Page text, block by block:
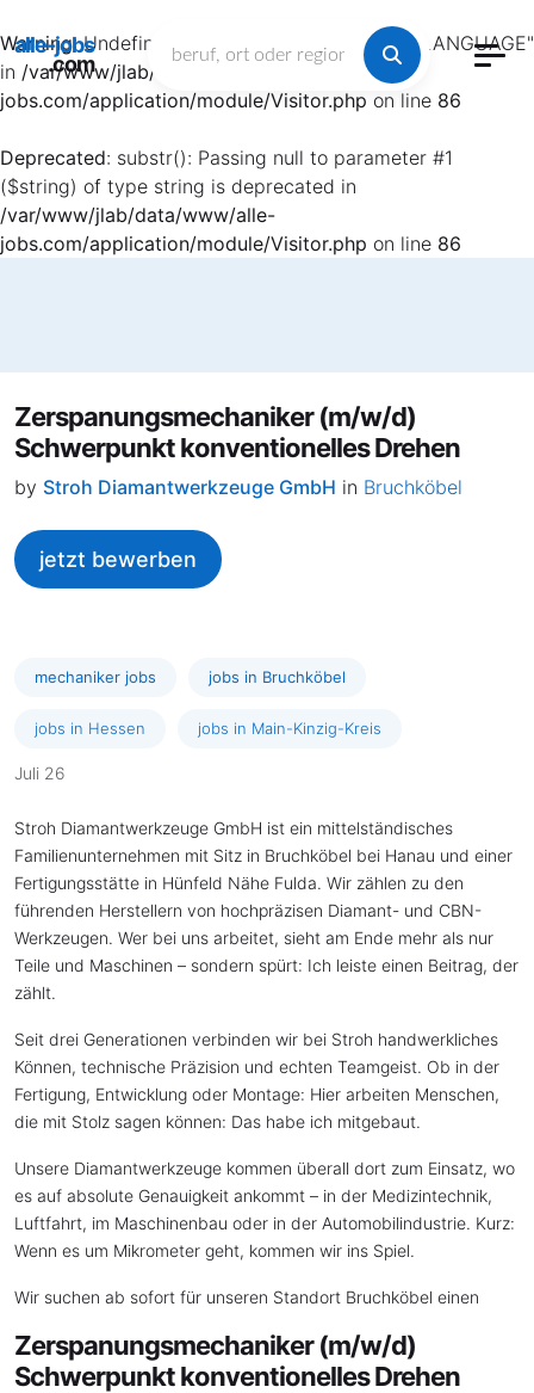
Warning: Undefined array key "HTTP_ACCEPT_LANGUAGE"
in /var/www/jlab/data/www/alle-
jobs.com/application/module/Visitor.php on line 86
Deprecated: substr(): Passing null to parameter #1
($string) of type string is deprecated in
/var/www/jlab/data/www/alle-
jobs.com/application/module/Visitor.php on line 86
alle-jobs
.com
Zerspanungsmechaniker (m/w/d)
Schwerpunkt konventionelles Drehen
by Stroh Diamantwerkzeuge GmbH in Bruchköbel
jetzt bewerben
mechaniker jobs jobs in Bruchköbel
jobs in Hessen jobs in Main-Kinzig-Kreis
Juli 26
Stroh Diamantwerkzeuge GmbH ist ein mittelständisches
Familienunternehmen mit Sitz in Bruchköbel bei Hanau und einer
Fertigungsstätte in Hünfeld Nähe Fulda. Wir zählen zu den
führenden Herstellern von hochpräzisen Diamant- und CBN-
Werkzeugen. Wer bei uns arbeitet, sieht am Ende mehr als nur
Teile und Maschinen – sondern spürt: Ich leiste einen Beitrag, der
zählt.
Seit drei Generationen verbinden wir bei Stroh handwerkliches
Können, technische Präzision und echten Teamgeist. Ob in der
Fertigung, Entwicklung oder Montage: Hier arbeiten Menschen,
die mit Stolz sagen können: Das habe ich mitgebaut.
Unsere Diamantwerkzeuge kommen überall dort zum Einsatz, wo
es auf absolute Genauigkeit ankommt – in der Medizintechnik,
Luftfahrt, im Maschinenbau oder in der Automobilindustrie. Kurz:
Wenn es um Mikrometer geht, kommen wir ins Spiel.
Wir suchen ab sofort für unseren Standort Bruchköbel einen
Zerspanungsmechaniker (m/w/d)
Schwerpunkt konventionelles Drehen